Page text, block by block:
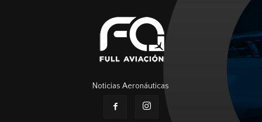
Noticias Aeronáuticas